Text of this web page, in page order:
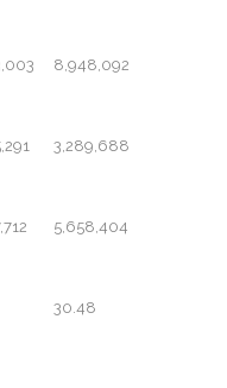
8,948,092
3,289,688
5,658,404
30.48